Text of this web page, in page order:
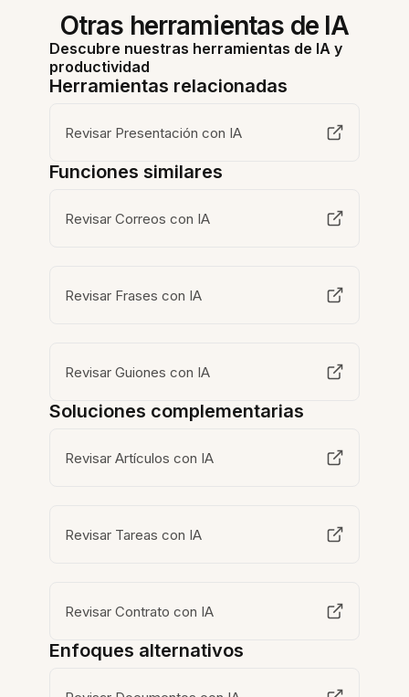
Otras herramientas de IA
Descubre nuestras herramientas de IA y
productividad
Herramientas relacionadas
Revisar Presentación con IA
Funciones similares
Revisar Correos con IA
Revisar Frases con IA
Revisar Guiones con IA
Soluciones complementarias
Revisar Artículos con IA
Revisar Tareas con IA
Revisar Contrato con IA
Enfoques alternativos